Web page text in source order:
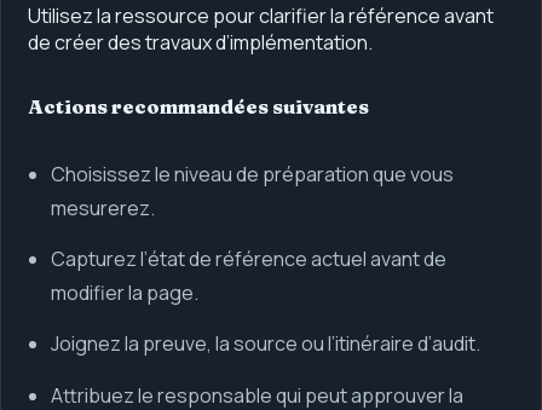
Utilisez la ressource pour clarifier la référence avant
de créer des travaux d’implémentation.
Actions recommandées suivantes
Choisissez le niveau de préparation que vous
mesurerez.
Capturez l’état de référence actuel avant de
modifier la page.
Joignez la preuve, la source ou l’itinéraire d’audit.
Attribuez le responsable qui peut approuver la